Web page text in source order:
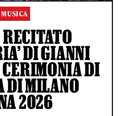
DI GIANNI
DI
DI MILANO
2026